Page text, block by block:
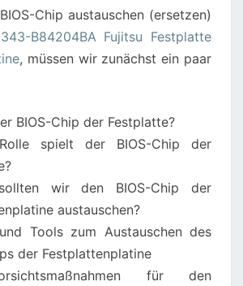
PLATINE
Chip austauschen (ersetzen)
B84204BA Fujitsu Festplatte
, müssen wir zunächst ein paar
BIOS-Chip der Festplatte?
spielt der BIOS-Chip der
wir den BIOS-Chip der
austauschen?
Tools zum Austauschen des
der Festplattenplatine
für den